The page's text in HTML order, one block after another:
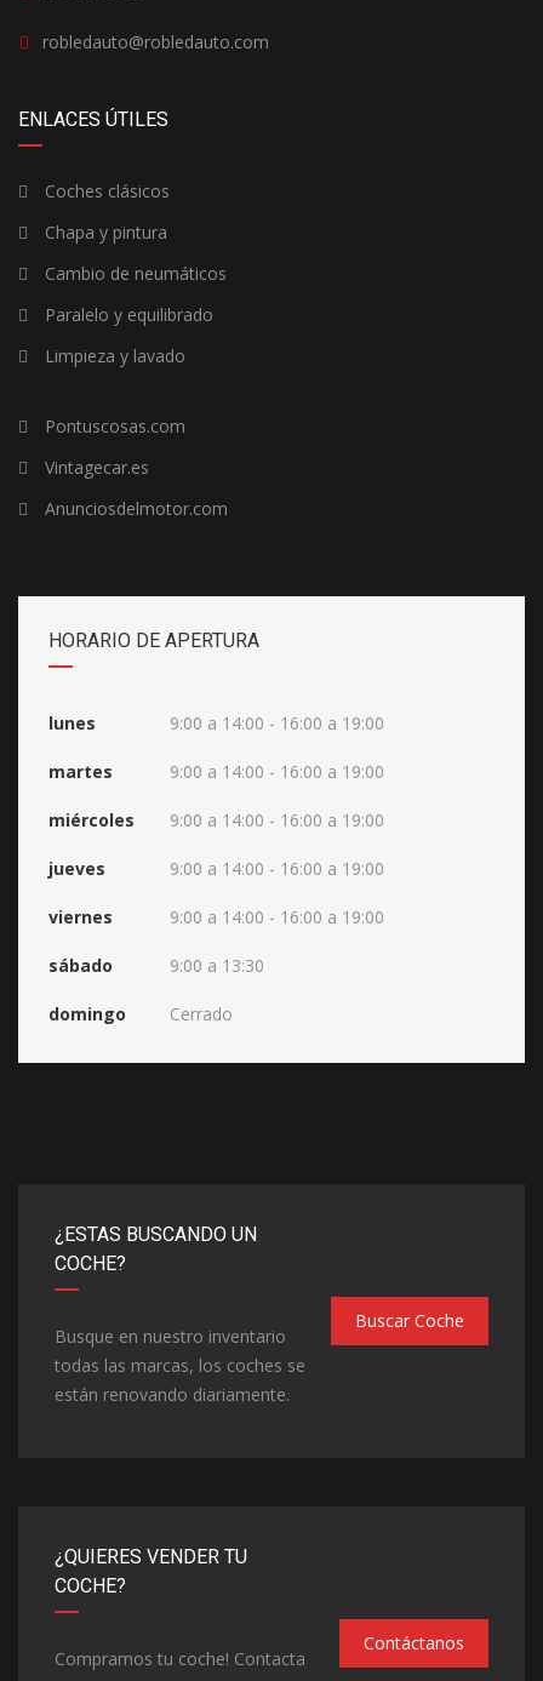
robledauto@robledauto.com
ENLACES ÚTILES
Coches clásicos
Chapa y pintura
Cambio de neumáticos
Paralelo y equilibrado
Limpieza y lavado
Pontuscosas.com
Vintagecar.es
Anunciosdelmotor.com
HORARIO DE APERTURA
lunes 9:00 a 14:00 - 16:00 a 19:00
martes 9:00 a 14:00 - 16:00 a 19:00
miércoles 9:00 a 14:00 - 16:00 a 19:00
jueves 9:00 a 14:00 - 16:00 a 19:00
viernes 9:00 a 14:00 - 16:00 a 19:00
sábado 9:00 a 13:30
domingo Cerrado
¿ESTAS BUSCANDO UN
COCHE?
Busque en nuestro inventario
todas las marcas, los coches se
están renovando diariamente.
Buscar Coche
¿QUIERES VENDER TU
COCHE?
Compramos tu coche! Contacta
Contáctanos